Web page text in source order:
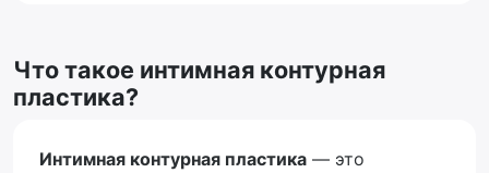
Что такое интимная контурная
пластика?
Интимная контурная пластика — это